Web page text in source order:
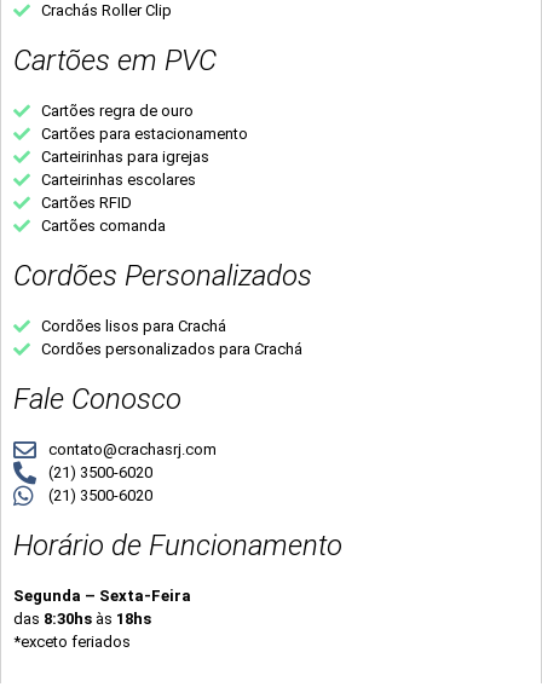
Crachás Roller Clip
Cartões em PVC
Cartões regra de ouro
Cartões para estacionamento
Carteirinhas para igrejas
Carteirinhas escolares
Cartões RFID
Cartões comanda
Cordões Personalizados
Cordões lisos para Crachá
Cordões personalizados para Crachá
Fale Conosco
contato@crachasrj.com
(21) 3500-6020
(21) 3500-6020
Horário de Funcionamento
Segunda – Sexta-Feira
das 8:30hs às 18hs
*exceto feriados